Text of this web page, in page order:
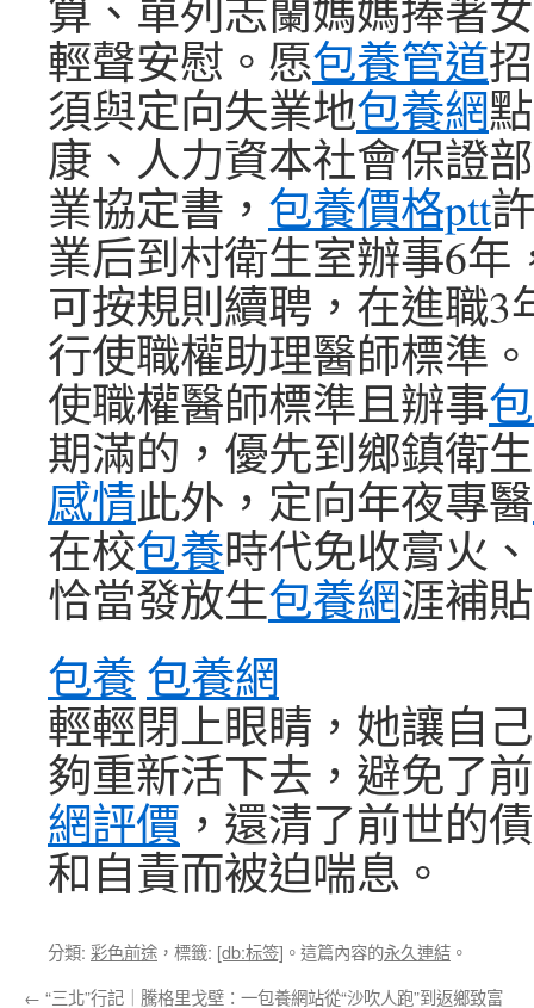
算、單列志蘭媽媽捧著
輕聲安慰。愿包養管道
須與定向失業地包養網
康、人力資本社會保證
業協定書， 包養價格ptt
業后到村衛生室辦事6年
可按規則續聘，在進職3
行使職權助理醫師標準
使職權醫師標準且辦事
期滿的，優先到鄉鎮衛
感情此外，定向年夜專醫
在校包養時代免收膏火
恰當發放生包養網涯補
包養 包養網
輕輕閉上眼睛，她讓自
夠重新活下去，避免了
網評價 ，還清了前世的
和自責而被迫喘息。
分類: 彩色前途 ，標籤: [db:标签] 。這篇內容的永久連結 。
← “三北”行記｜騰格里戈壁：一包養網站從“沙吹人跑”到返鄉致富